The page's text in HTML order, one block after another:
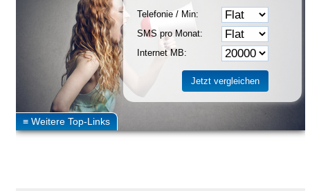
Telefonie / Min:
SMS pro Monat:
Internet MB: